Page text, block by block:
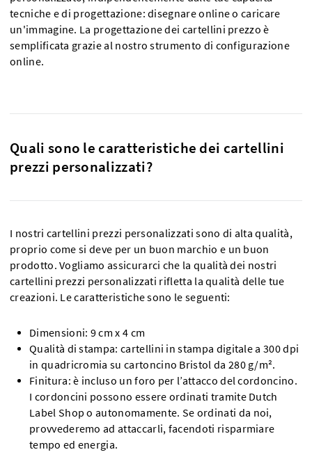
tecniche e di progettazione: disegnare online o caricare
un'immagine. La progettazione dei cartellini prezzo è
semplificata grazie al nostro strumento di configurazione
online.
Quali sono le caratteristiche dei cartellini
prezzi personalizzati?
I nostri cartellini prezzi personalizzati sono di alta qualità,
proprio come si deve per un buon marchio e un buon
prodotto. Vogliamo assicurarci che la qualità dei nostri
cartellini prezzi personalizzati rifletta la qualità delle tue
creazioni. Le caratteristiche sono le seguenti:
Dimensioni: 9 cm x 4 cm
Qualità di stampa: cartellini in stampa digitale a 300 dpi
in quadricromia su cartoncino Bristol da 280 g/m².
Finitura: è incluso un foro per l’attacco del cordoncino.
I cordoncini possono essere ordinati tramite Dutch
Label Shop o autonomamente. Se ordinati da noi,
provvederemo ad attaccarli, facendoti risparmiare
tempo ed energia.